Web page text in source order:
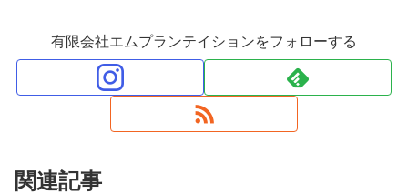
有限会社エムプランテイションをフォローする
関連記事